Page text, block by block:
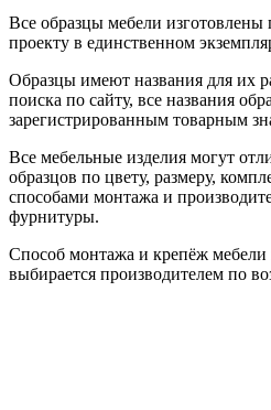
Все образцы мебели
проекту в единственном
Образцы имеют названия для их
поиска по сайту, все названия
зарегистрированным товарным
Все мебельные изделия могут
образцов по цвету, размеру,
способами монтажа и
фурнитуры.
Способ монтажа и крепёж мебели
выбирается производителем по